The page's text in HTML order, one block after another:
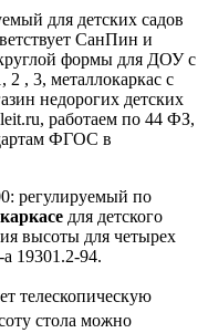
для детских садов
СанПин и
формы для ДОУ с
2 , 3, металлокаркас с
недорогих детских
работаем по 44 ФЗ,
ФГОС в
регулируемый по
для детского
высоты для четырех
19301.2-94.
телескопическую
стола можно